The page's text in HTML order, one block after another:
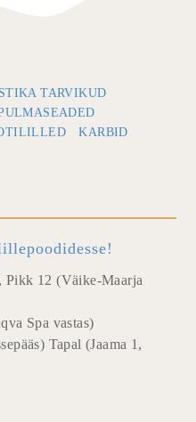
TARVIKUD
KARBID
Pikk 12 (Väike-Maarja
Spa vastas)
Tapal (Jaama 1,